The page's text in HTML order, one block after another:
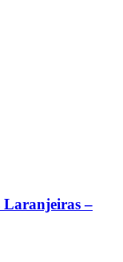
Laranjeiras –